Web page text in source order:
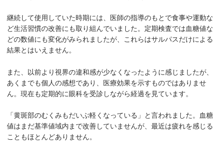
継続して使用していた時期には、医師の指導のもとで食事や運動な
ど生活習慣の改善にも取り組んでいました。定期検査では血糖値な
どの数値にも変化がみられましたが、これらはサルパスだけによる
結果とはいえません。
また、以前より視界の違和感が少なくなったように感じましたが、
あくまでも個人の感想であり、医療効果を示すものではありませ
ん。現在も定期的に眼科を受診しながら経過を見ています。
「黄斑部のむくみもだいぶ軽くなっている」と言われました。血糖
値はまだ基準値域内まで改善していませんが、最近は疲れを感じる
こともほとんどありません。